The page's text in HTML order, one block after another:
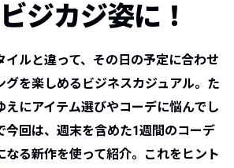
ジカジ姿に！
イルと違って、その日の予定に合わせ
グを楽しめるビジネスカジュアル。た
えにアイテム選びやコーデに悩んでし
今回は、週末を含めた1週間のコーデ
なる新作を使って紹介。これをヒント